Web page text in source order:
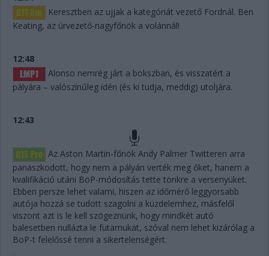
Keresztben az ujjak a kategóriát vezető Fordnál. Ben
Keating, az úrvezető-nagyfőnök a volánnál!
12:48
Alonso nemrég járt a bokszban, és visszatért a
pályára – valószínűleg idén (és ki tudja, meddig) utoljára.
12:43
Az Aston Martin-főnök Andy Palmer Twitteren arra
panaszkodott, hogy nem a pályán verték meg őket, hanem a
kvalifikáció utáni BoP-módosítás tette tönkre a versenyüket.
Ebben persze lehet valami, hiszen az időmérő leggyorsabb
autója hozzá se tudott szagolni a küzdelemhez, másfelől
viszont azt is le kell szögeznünk, hogy mindkét autó
balesetben nullázta le futamukat, szóval nem lehet kizárólag a
BoP-t felelőssé tenni a sikertelenségért.